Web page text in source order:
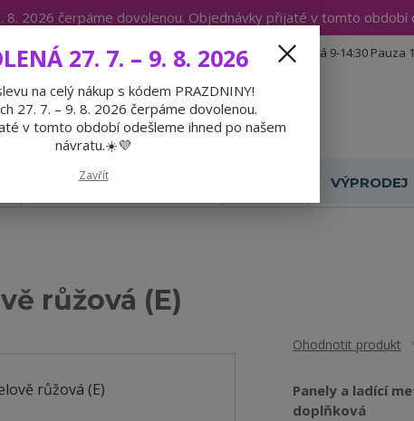
8. 2026 čerpáme dovolenou. Objednávky přijaté v tomto
Hledat
Expedice 775 866 913 Po-Čt 9-15:30 Pá 9-14:30 Pauza
PŘEDOBJEDNÁVKY VÝPRODEJ
růžová (E)
Ohodnotit produkt
Panely a ladící
doplňková
27. 7. – 9. 8. 2026
na celý nákup s kódem PRAZDNINY!
27. 7. – 9. 8. 2026 čerpáme dovolenou.
v tomto období odešleme ihned po našem
návratu.☀️💜
Zavřít